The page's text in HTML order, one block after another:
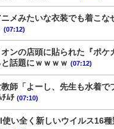
ニメみたいな衣装でも着こな
(07:12)
オンの店頭に貼られた『ポ
話題にｗｗｗｗ (07:12)
教師「よーし、先生も水着
ﾑﾁ (07:10)
使い全く新しいウイルス16